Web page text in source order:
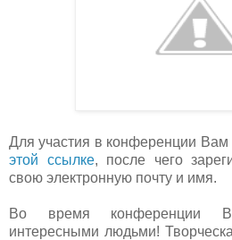
Для участия в конференции
этой ссылке, после чего
свою электронную почту и имя.
Во время конференции
интересными людьми!